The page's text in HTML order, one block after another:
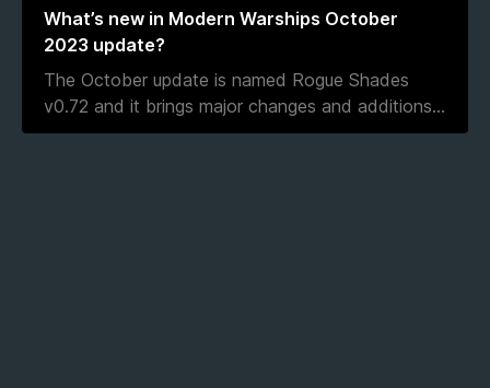
What’s new in Modern Warships October
2023 update?
The October update is named Rogue Shades
v0.72 and it brings major changes and additions...